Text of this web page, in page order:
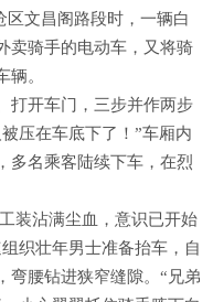
文昌阁路段时，一辆白
卖骑手的电动车，又将骑
。
打开车门，三步并作两步
压在车底下了！”车厢内
多名乘客陆续下车，在烈
装沾满尘血，意识已开始
织壮年男士准备抬车，自
弯腰钻进狭窄缝隙。“兄弟